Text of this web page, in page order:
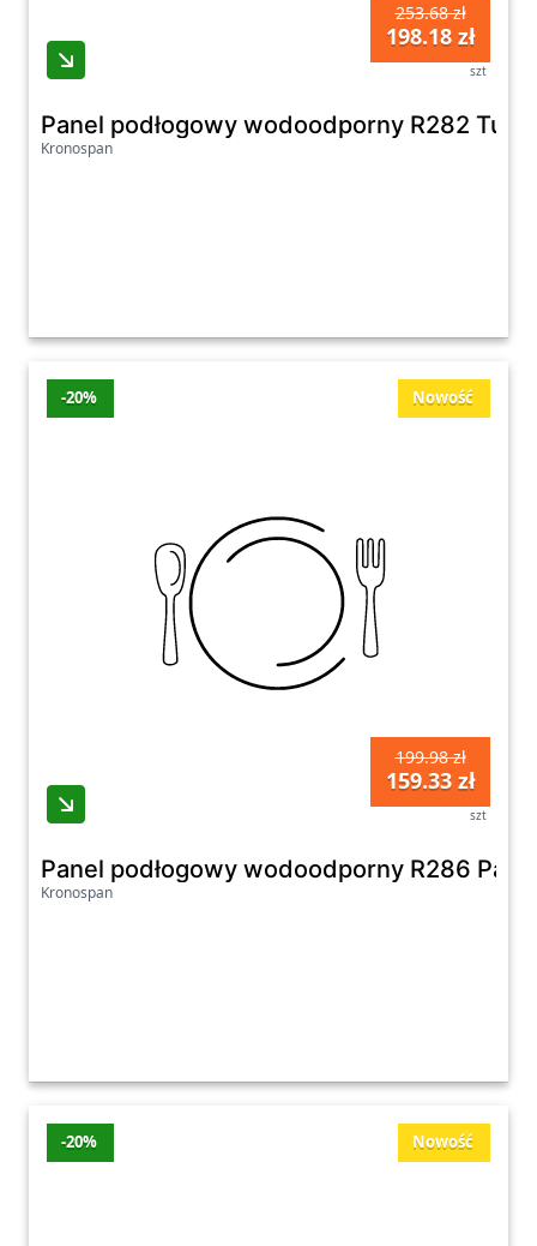
253.68 zł
198.18 zł
szt
Panel podłogowy wodoodporny R282
Kronospan
Nowość
-20%
199.98 zł
159.33 zł
szt
Panel podłogowy wodoodporny R286
Kronospan
Nowość
-20%